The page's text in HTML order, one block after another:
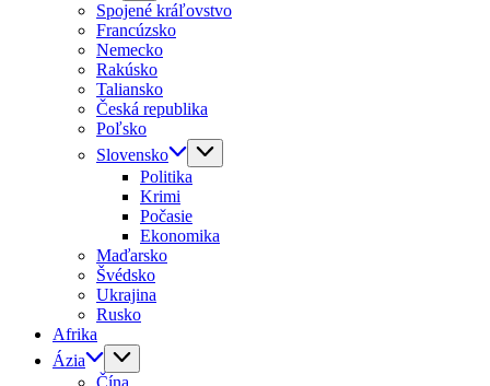
Spojené kráľovstvo
Francúzsko
Nemecko
Rakúsko
Taliansko
Česká republika
Poľsko
Slovensko
Politika
Krimi
Počasie
Ekonomika
Maďarsko
Švédsko
Ukrajina
Rusko
Afrika
Ázia
Čína